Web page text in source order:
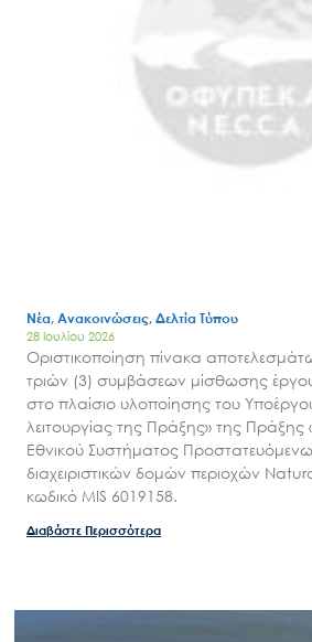
Νέα, Ανακοινώσεις, Δελτία Τύπου
28 Ιουλίου 2026
Οριστικοποίηση πίνακα
τριών (3) συμβάσεων μίσθωσης έργου
στο πλαίσιο υλοποίησης του
λειτουργίας της Πράξης» της
Εθνικού Συστήματος
διαχειριστικών δομών περιοχών
κωδικό MIS 6019158.
Διαβάστε Περισσότερα